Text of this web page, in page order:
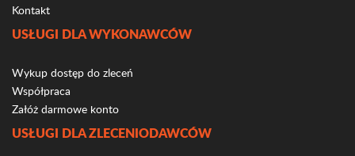
Kontakt
USŁUGI DLA WYKONAWCÓW
Wykup dostęp do zleceń
Współpraca
Załóż darmowe konto
USŁUGI DLA ZLECENIODAWCÓW